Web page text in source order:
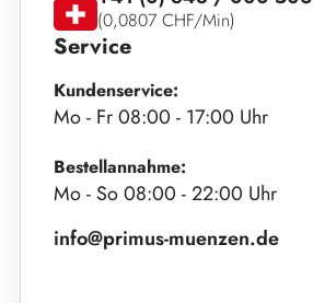
Service
Kundenservice:
Mo - Fr 08:00 - 17:00 Uhr
Bestellannahme:
Mo - So 08:00 - 22:00 Uhr
info@primus-muenzen.de
(0,0807 CHF/Min)